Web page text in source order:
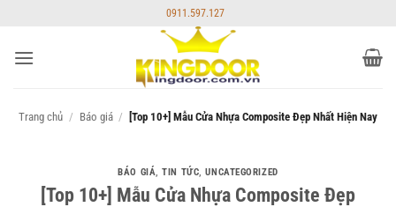
nội
0911.597.127
Trang chủ / Báo giá / [Top 10+] Mẫu Cửa Nhựa Composite Đẹp Nhất Hiện Nay
BÁO GIÁ,TIN TỨC,UNCATEGORIZED
[Top 10+] Mẫu Cửa Nhựa Composite Đẹp